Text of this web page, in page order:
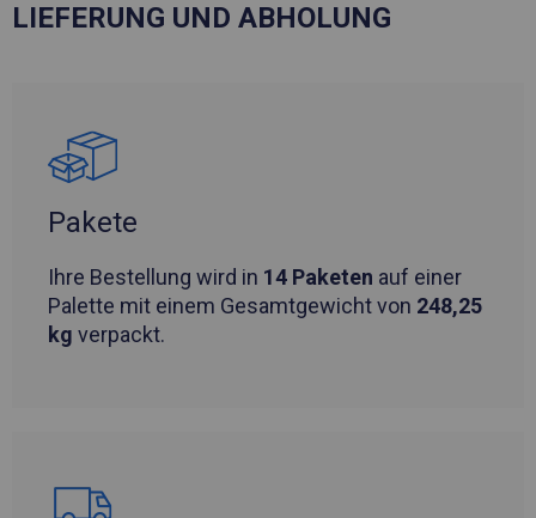
LIEFERUNG UND ABHOLUNG
Pakete
Ihre Bestellung wird in 14 Paketen auf einer
Palette mit einem Gesamtgewicht von 248,25
kg verpackt.